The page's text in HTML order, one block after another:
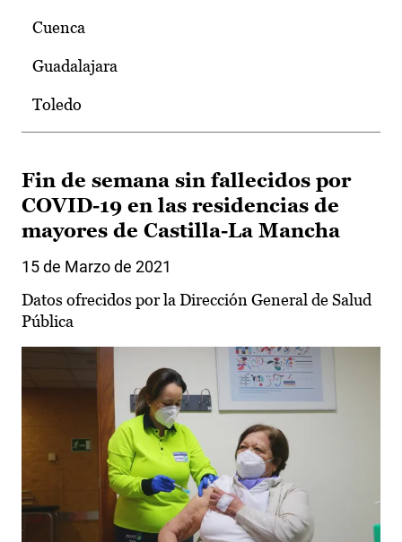
Cuenca
Guadalajara
Toledo
Fin de semana sin fallecidos por
COVID-19 en las residencias de
mayores de Castilla-La Mancha
15 de Marzo de 2021
Datos ofrecidos por la Dirección General de Salud
Pública